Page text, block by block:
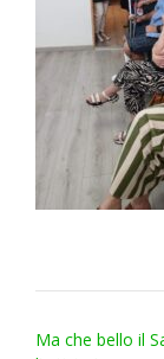
Post
Ma che bello il